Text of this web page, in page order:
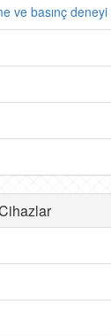
ve basınç